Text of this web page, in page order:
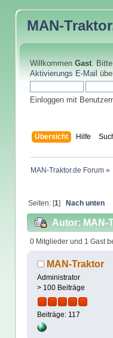
MAN-
Willkommen Gast. Bitte
Aktivierungs E-Mail
Einloggen mit
Übersicht Hilfe
MAN-Traktor.de Forum »
Seiten: [1] Nach unten
Autor: MAN-
0 Mitglieder und 1 Gast
MAN-Traktor
Administrator
> 100 Beiträge
Beiträge: 117